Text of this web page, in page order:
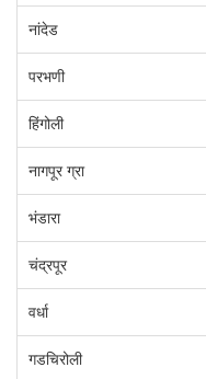
नांदेड
परभणी
हिंगोली
नागपूर ग्रा
भंडारा
चंद्रपूर
वर्धा
गडचिरोली